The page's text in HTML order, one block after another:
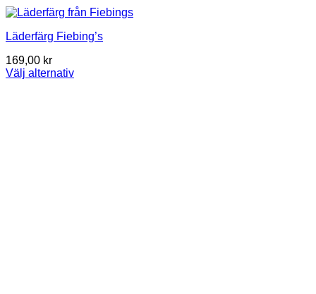
Läderfärg Fiebing’s
169,00 kr
Välj alternativ